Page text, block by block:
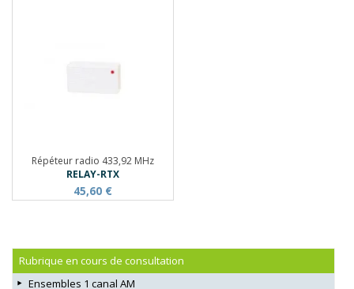
Répéteur radio 433,92 MHz
RELAY-RTX
45,60 €
Rubrique en cours de consultation
Ensembles 1 canal AM